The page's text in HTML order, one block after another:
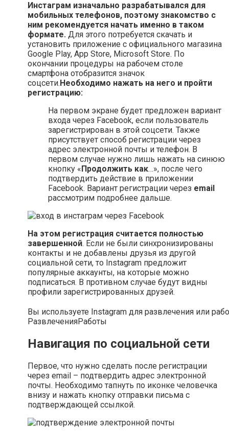
Инстаграм изначально разрабатывался для
мобильных телефонов, поэтому знакомство с
ним рекомендуется начать именно в таком
формате. Для этого потребуется скачать и
установить приложение с официального магазина
Google Play, App Store, Microsoft Store. По
окончании процедуры на рабочем столе
смартфона отобразится значок
соцсети. Необходимо нажать на него и пройти
регистрацию:
На первом экране будет предложен вариант
входа через Facebook, если пользователь
зарегистрирован в этой соцсети. Также
присутствует способ регистрации через
адрес электронной почты и телефон. В
первом случае нужно лишь нажать на синюю
кнопку « Продолжить как…», после чего
подтвердить действие в приложении
Facebook. Вариант регистрации через email
рассмотрим подробнее дальше.
На этом регистрация считается полностью
завершенной. Если не были синхронизированы
контакты и не добавлены друзья из другой
социальной сети, то Instagram предложит
популярные аккаунты, на которые можно
подписаться. В противном случае будут видны
профили зарегистрированных друзей.
Вы используете Instagram для развлечения или
РазвлеченияРаботы
Навигация по социальной сети
Первое, что нужно сделать после регистрации
через email – подтвердить адрес электронной
почты. Необходимо тапнуть по иконке человечка
внизу и нажать кнопку отправки письма с
подтверждающей ссылкой.